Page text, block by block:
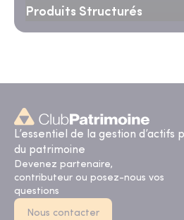
Produits Structurés
L’essentiel de la gestion
du patrimoine
Devenez partenaire,
contributeur ou posez-nous vos
questions
Nous contacter